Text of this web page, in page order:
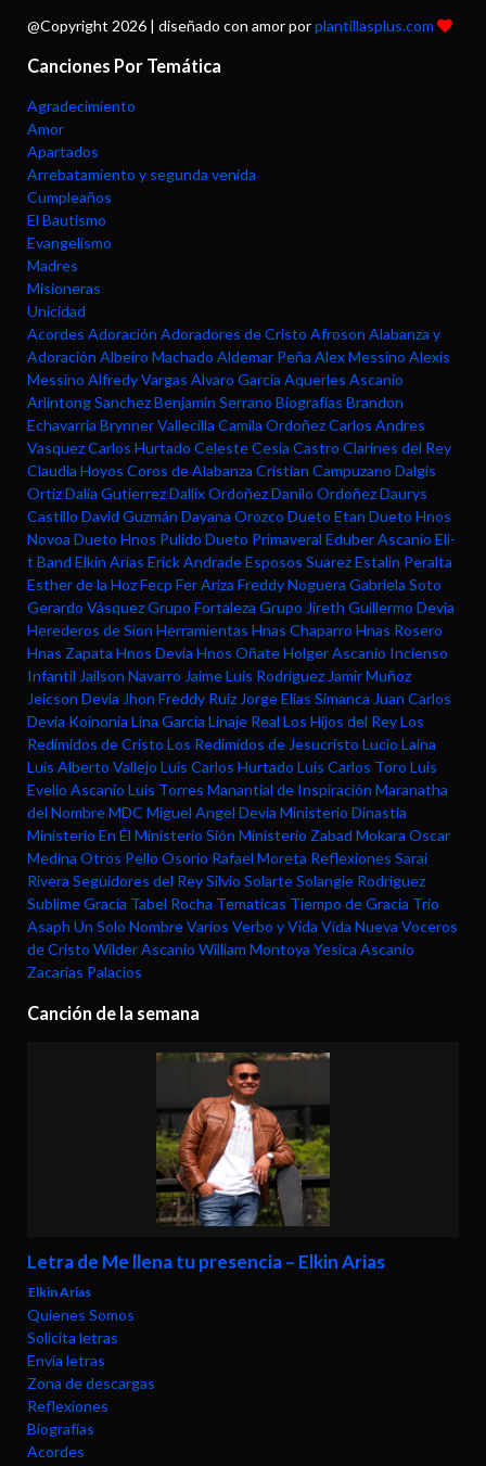
@Copyright 2026 | diseñado con amor porplantillasplus.com
Canciones Por Temática
Agradecimiento
Amor
Apartados
Arrebatamiento y segunda venida
Cumpleaños
El Bautismo
Evangelismo
Madres
Misioneras
Unicidad
Acordes Adoración Adoradores de Cristo Afroson Alabanza y
Adoración Albeiro Machado Aldemar Peña Alex Messino Alexis
Messino Alfredy Vargas Alvaro García Aquerles Ascanio
Arlintong SanchezBenjamin Serrano Biografías Brandon
Echavarria Brynner Vallecilla Camila OrdoñezCarlos Andres
VasquezCarlos Hurtado CelesteCesia Castro Clarines del Rey
Claudia Hoyos Coros de Alabanza Cristian Campuzano Dalgis
OrtizDalia GutierrezDallix OrdoñezDanilo OrdoñezDaurys
Castillo David Guzmán Dayana Orozco Dueto Etan Dueto Hnos
Novoa Dueto Hnos Pulido Dueto Primaveral Eduber Ascanio Eli-
t Band Elkin Arias Erick AndradeEsposos SuarezEstalin Peralta
Esther de la HozFecp Fer Ariza Freddy Noguera Gabriela Soto
Gerardo VásquezGrupo Fortaleza Grupo Jireth Guillermo Devia
Herederos de Sion Herramientas Hnas Chaparro Hnas Rosero
Hnas Zapata Hnos Devia Hnos OñateHolger Ascanio Incienso
Infantil Jailson Navarro Jaime Luis RodriguezJamir Muñoz
Jeicson Devia Jhon Freddy RuizJorge Elias Simanca Juan Carlos
Devia Koinonia Lina García Linaje Real Los Hijos del ReyLos
Redimidos de Cristo Los Redimidos de Jesucristo Lucio Laina
Luis Alberto Vallejo Luis Carlos Hurtado Luis Carlos Toro Luis
Evelio Ascanio Luis Torres Manantial de Inspiración Maranatha
del NombreMDC Miguel Angel Devia Ministerio Dinastia
Ministerio En Él Ministerio Sión Ministerio Zabad Mokara Oscar
Medina Otros Pello Osorio Rafael Moreta Reflexiones Sarai
Rivera Seguidores del ReySilvio SolarteSolangie Rodriguez
Sublime Gracia Tabel Rocha Tematicas Tiempo de Gracia Trio
Asaph Un Solo NombreVarios Verbo y Vida Vida Nueva Voceros
de Cristo Wilder Ascanio William Montoya Yesica Ascanio
Zacarias Palacios
Canción de la semana
Letra de Me llena tu presencia – Elkin Arias
Elkin Arias
Quienes Somos
Solicita letras
Envía letras
Zona de descargas
Reflexiones
Biografías
Acordes